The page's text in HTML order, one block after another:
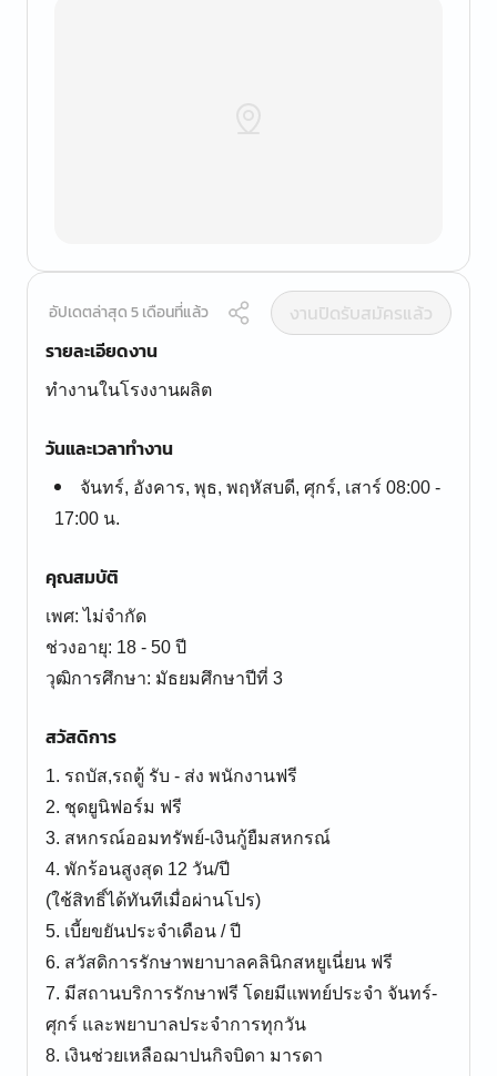
อัปเดตล่าสุด 5 เดือนที่แล้ว
งานปิดรับสมัครแล้ว
รายละเอียดงาน
ทำงานในโรงงานผลิต
วันและเวลาทำงาน
จันทร์, อังคาร, พุธ, พฤหัสบดี, ศุกร์, เสาร์ 08:00 -
17:00 น.
คุณสมบัติ
เพศ: ไม่จำกัด
ช่วงอายุ: 18 - 50 ปี
สวัสดิการ
1. รถบัส,รถตู้ รับ - ส่ง พนักงานฟรี
2. ชุดยูนิฟอร์ม ฟรี
3. สหกรณ์ออมทรัพย์-เงินกู้ยืมสหกรณ์
4. พักร้อนสูงสุด 12 วัน/ปี
(ใช้สิทธิ์ได้ทันทีเมื่อผ่านโปร)
5. เบี้ยขยันประจำเดือน / ปี
6. สวัสดิการรักษาพยาบาลคลินิกสหยูเนี่ยน ฟรี
7. มีสถานบริการรักษาฟรี โดยมีแพทย์ประจำ จันทร์-
ศุกร์ และพยาบาลประจำการทุกวัน
8. เงินช่วยเหลือฌาปนกิจบิดา มารดา